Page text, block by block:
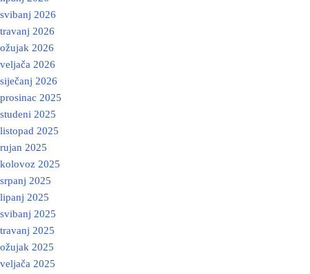
svibanj 2026
travanj 2026
ožujak 2026
veljača 2026
siječanj 2026
prosinac 2025
studeni 2025
listopad 2025
rujan 2025
kolovoz 2025
srpanj 2025
lipanj 2025
svibanj 2025
travanj 2025
ožujak 2025
veljača 2025